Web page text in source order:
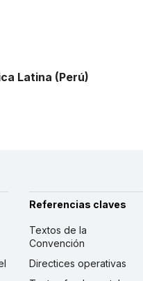
Latina (Perú)
Referencias claves
Textos de la
Convención
Directices operativas